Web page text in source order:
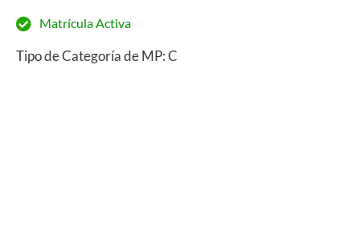
Matrícula Activa
Tipo de Categoría de MP: C